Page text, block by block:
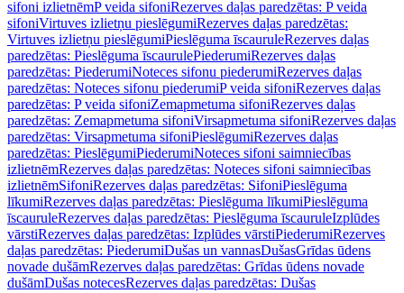
sifoni izlietnēmP veida sifoniRezerves daļas paredzētas: P veida
sifoniVirtuves izlietņu pieslēgumiRezerves daļas paredzētas:
Virtuves izlietņu pieslēgumiPieslēguma īscauruleRezerves daļas
paredzētas: Pieslēguma īscaurulePiederumiRezerves daļas
paredzētas: PiederumiNoteces sifonu piederumiRezerves daļas
paredzētas: Noteces sifonu piederumiP veida sifoniRezerves daļas
paredzētas: P veida sifoniZemapmetuma sifoniRezerves daļas
paredzētas: Zemapmetuma sifoniVirsapmetuma sifoniRezerves daļas
paredzētas: Virsapmetuma sifoniPieslēgumiRezerves daļas
paredzētas: PieslēgumiPiederumiNoteces sifoni saimniecības
izlietnēmRezerves daļas paredzētas: Noteces sifoni saimniecības
izlietnēmSifoniRezerves daļas paredzētas: SifoniPieslēguma
līkumiRezerves daļas paredzētas: Pieslēguma līkumiPieslēguma
īscauruleRezerves daļas paredzētas: Pieslēguma īscauruleIzplūdes
vārstiRezerves daļas paredzētas: Izplūdes vārstiPiederumiRezerves
daļas paredzētas: PiederumiDušas un vannasDušasGrīdas ūdens
novade dušāmRezerves daļas paredzētas: Grīdas ūdens novade
dušāmDušas notecesRezerves daļas paredzētas: Dušas